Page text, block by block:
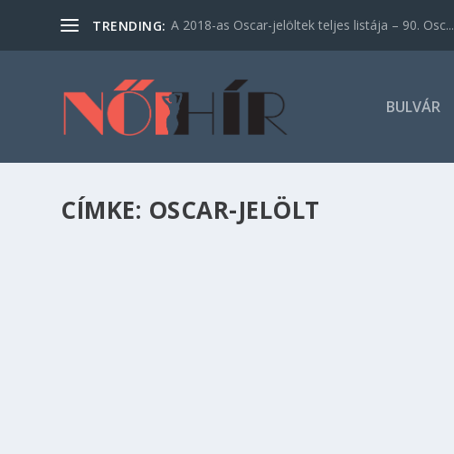
TRENDING: A 2018-as Oscar-jelöltek teljes listája – 90. Osc...
BULVÁR
CÍMKE: OSCAR-JELÖLT